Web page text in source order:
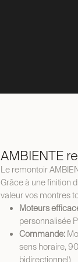
AMBIENTE
Le remontoir
Grâce à une finition
valeur vos montres
Moteurs
personnalisée
Commande:
sens horaire,
bidirectionnel)